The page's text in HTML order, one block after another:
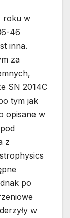
roku w
46
inna.
za
SN 2014C
tym jak
opisane w
z
po
w